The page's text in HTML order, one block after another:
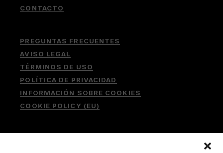
CONTACTO
PREGUNTAS FRECUENTES
AVISO LEGAL
TÉRMINOS DE USO
POLÍTICA DE PRIVACIDAD
INFORMACIÓN SOBRE COOKIES
COOKIE POLICY (EU)
Buscar: